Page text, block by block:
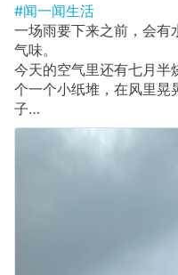
#闻一闻生活
一场雨要下来之前，会
气味。
今天的空气里还有七月半
个一个小纸堆，在风里晃
子…